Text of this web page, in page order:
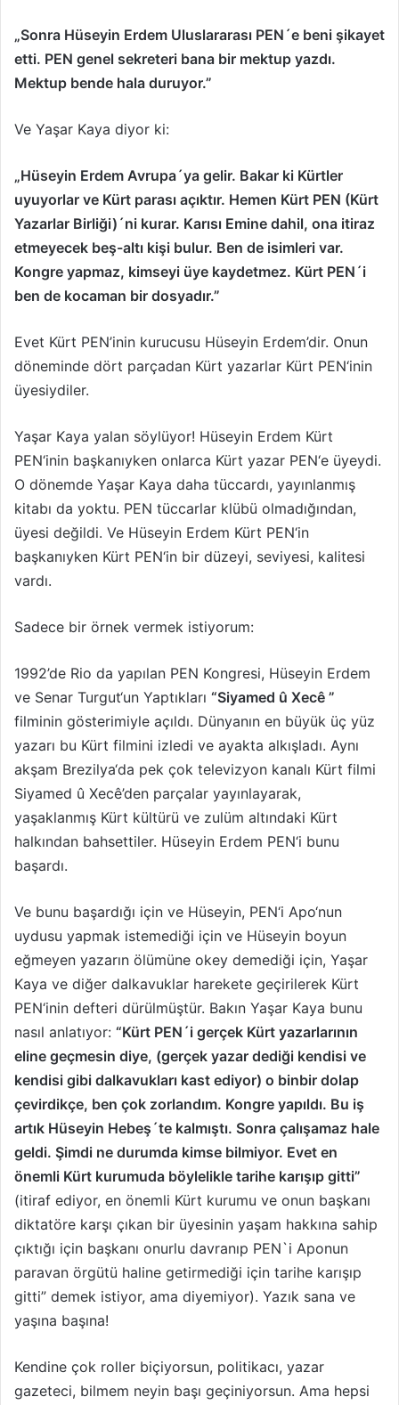
„Sonra Hüseyin Erdem Uluslararası PEN´e beni şikayet
etti. PEN genel sekreteri bana bir mektup yazdı.
Mektup bende hala duruyor.”
Ve Yaşar Kaya diyor ki:
„Hüseyin Erdem Avrupa´ya gelir. Bakar ki Kürtler
uyuyorlar ve Kürt parası açıktır. Hemen Kürt PEN (Kürt
Yazarlar Birliği)´ni kurar. Karısı Emine dahil, ona itiraz
etmeyecek beş-altı kişi bulur. Ben de isimleri var.
Kongre yapmaz, kimseyi üye kaydetmez. Kürt PEN´i
ben de kocaman bir dosyadır.”
Evet Kürt PEN’inin kurucusu Hüseyin Erdem’dir. Onun
döneminde dört parçadan Kürt yazarlar Kürt PEN‘inin
üyesiydiler.
Yaşar Kaya yalan söylüyor! Hüseyin Erdem Kürt
PEN‘inin başkanıyken onlarca Kürt yazar PEN‘e üyeydi.
O dönemde Yaşar Kaya daha tüccardı, yayınlanmış
kitabı da yoktu. PEN tüccarlar klübü olmadığından,
üyesi değildi. Ve Hüseyin Erdem Kürt PEN‘in
başkanıyken Kürt PEN‘in bir düzeyi, seviyesi, kalitesi
vardı.
Sadece bir örnek vermek istiyorum:
1992’de Rio da yapılan PEN Kongresi, Hüseyin Erdem
ve Senar Turgut‘un Yaptıkları “Siyamed û Xecê ”
filminin gösterimiyle açıldı. Dünyanın en büyük üç yüz
yazarı bu Kürt filmini izledi ve ayakta alkışladı. Aynı
akşam Brezilya‘da pek çok televizyon kanalı Kürt filmi
Siyamed û Xecê’den parçalar yayınlayarak,
yaşaklanmış Kürt kültürü ve zulüm altındaki Kürt
halkından bahsettiler. Hüseyin Erdem PEN‘i bunu
başardı.
Ve bunu başardığı için ve Hüseyin, PEN‘i Apo‘nun
uydusu yapmak istemediği için ve Hüseyin boyun
eğmeyen yazarın ölümüne okey demediği için, Yaşar
Kaya ve diğer dalkavuklar harekete geçirilerek Kürt
PEN‘inin defteri dürülmüştür. Bakın Yaşar Kaya bunu
nasıl anlatıyor: “Kürt PEN´i gerçek Kürt yazarlarının
eline geçmesin diye, (gerçek yazar dediği kendisi ve
kendisi gibi dalkavukları kast ediyor) o binbir dolap
çevirdikçe, ben çok zorlandım. Kongre yapıldı. Bu iş
artık Hüseyin Hebeş´te kalmıştı. Sonra çalışamaz hale
geldi. Şimdi ne durumda kimse bilmiyor. Evet en
önemli Kürt kurumuda böylelikle tarihe karışıp gitti”
(itiraf ediyor, en önemli Kürt kurumu ve onun başkanı
diktatöre karşı çıkan bir üyesinin yaşam hakkına sahip
çıktığı için başkanı onurlu davranıp PEN`i Aponun
paravan örgütü haline getirmediği için tarihe karışıp
gitti” demek istiyor, ama diyemiyor). Yazık sana ve
yaşına başına!
Kendine çok roller biçiyorsun, politikacı, yazar
gazeteci, bilmem neyin başı geçiniyorsun. Ama hepsi